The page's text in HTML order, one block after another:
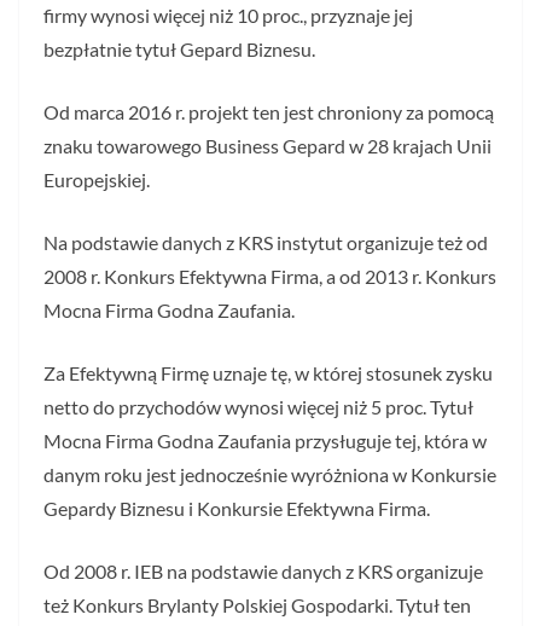
firmy wynosi więcej niż 10 proc., przyznaje jej
bezpłatnie tytuł Gepard Biznesu.
Od marca 2016 r. projekt ten jest chroniony za pomocą
znaku towarowego Business Gepard w 28 krajach Unii
Europejskiej.
Na podstawie danych z KRS instytut organizuje też od
2008 r. Konkurs Efektywna Firma, a od 2013 r. Konkurs
Mocna Firma Godna Zaufania.
Za Efektywną Firmę uznaje tę, w której stosunek zysku
netto do przychodów wynosi więcej niż 5 proc. Tytuł
Mocna Firma Godna Zaufania przysługuje tej, która w
danym roku jest jednocześnie wyróżniona w Konkursie
Gepardy Biznesu i Konkursie Efektywna Firma.
Od 2008 r. IEB na podstawie danych z KRS organizuje
też Konkurs Brylanty Polskiej Gospodarki. Tytuł ten